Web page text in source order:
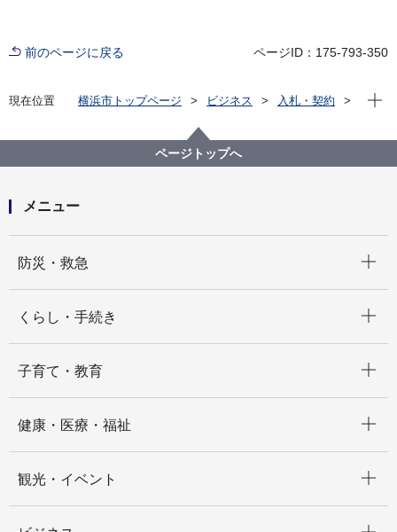
前のページに戻る ページID：175-793-350
現在位置 横浜市トップページ ビジネス
入札・契約
【特定結果公表】港南区民活動支援センター運営事業
委託（公募型プロポーザル）
現在
ページトップへ
メニュー
防災・救急
くらし・手続き
子育て・教育
健康・医療・福祉
観光・イベント